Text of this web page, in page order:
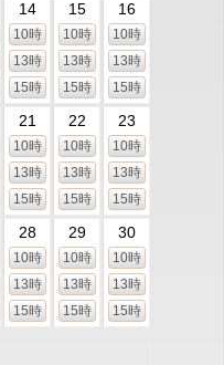
14
10時
13時
15時
15
10時
13時
15時
16
10時
13時
15時
21
10時
13時
15時
22
10時
13時
15時
23
10時
13時
15時
28
10時
13時
15時
29
10時
13時
15時
30
10時
13時
15時